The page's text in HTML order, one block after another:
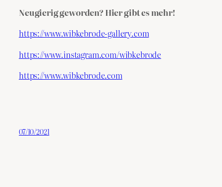
Neugierig geworden? Hier gibt es mehr!
https://www.wibkebrode-gallery.com
https://www.instagram.com/wibkebrode
https://www.wibkebrode.com
07/10/2021